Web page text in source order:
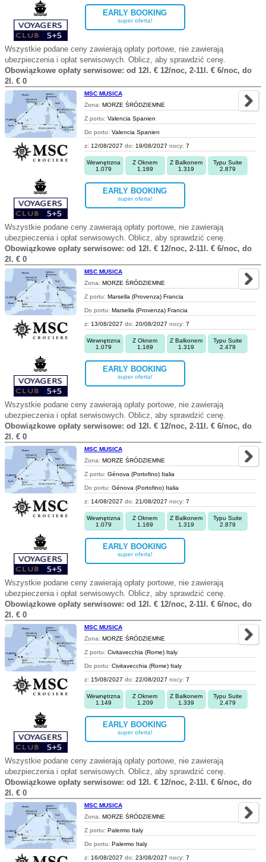
EARLY BOOKING
super oferta!
Wszystkie podane ceny zawierają opłaty portowe, nie zawierają
ubezpieczenia i opłat serwisowych. Oblicz, aby sprawdzić cenę.
Obowiązkowe opłaty serwisowe: od 12l. € 12/noc, 2-11l. € 6/noc, do
2l. € 0
MSC MUSICA
Zona: MORZE ŚRÓDZIEMNE
Z portu: Valencia Spanien
Do portu: Valencia Spanien
z: 12/08/2027 do: 19/08/2027 nocy: 7
Wewnętrzna
1.079
Z Oknem
1.169
Z Balkonem
1.319
Typu Suite
2.879
EARLY BOOKING
super oferta!
Wszystkie podane ceny zawierają opłaty portowe, nie zawierają
ubezpieczenia i opłat serwisowych. Oblicz, aby sprawdzić cenę.
Obowiązkowe opłaty serwisowe: od 12l. € 12/noc, 2-11l. € 6/noc, do
2l. € 0
MSC MUSICA
Zona: MORZE ŚRÓDZIEMNE
Z portu: Marsella (Provenza) Francia
Do portu: Marsella (Provenza) Francia
z: 13/08/2027 do: 20/08/2027 nocy: 7
Wewnętrzna
1.079
Z Oknem
1.169
Z Balkonem
1.319
Typu Suite
2.479
EARLY BOOKING
super oferta!
Wszystkie podane ceny zawierają opłaty portowe, nie zawierają
ubezpieczenia i opłat serwisowych. Oblicz, aby sprawdzić cenę.
Obowiązkowe opłaty serwisowe: od 12l. € 12/noc, 2-11l. € 6/noc, do
2l. € 0
MSC MUSICA
Zona: MORZE ŚRÓDZIEMNE
Z portu: Génova (Portofino) Italia
Do portu: Génova (Portofino) Italia
z: 14/08/2027 do: 21/08/2027 nocy: 7
Wewnętrzna
1.079
Z Oknem
1.169
Z Balkonem
1.319
Typu Suite
2.879
EARLY BOOKING
super oferta!
Wszystkie podane ceny zawierają opłaty portowe, nie zawierają
ubezpieczenia i opłat serwisowych. Oblicz, aby sprawdzić cenę.
Obowiązkowe opłaty serwisowe: od 12l. € 12/noc, 2-11l. € 6/noc, do
2l. € 0
MSC MUSICA
Zona: MORZE ŚRÓDZIEMNE
Z portu: Civitavecchia (Rome) Italy
Do portu: Civitavecchia (Rome) Italy
z: 15/08/2027 do: 22/08/2027 nocy: 7
Wewnętrzna
1.149
Z Oknem
1.209
Z Balkonem
1.339
Typu Suite
2.479
EARLY BOOKING
super oferta!
Wszystkie podane ceny zawierają opłaty portowe, nie zawierają
ubezpieczenia i opłat serwisowych. Oblicz, aby sprawdzić cenę.
Obowiązkowe opłaty serwisowe: od 12l. € 12/noc, 2-11l. € 6/noc, do
2l. € 0
MSC MUSICA
Zona: MORZE ŚRÓDZIEMNE
Z portu: Palermo Italy
Do portu: Palermo Italy
z: 16/08/2027 do: 23/08/2027 nocy: 7